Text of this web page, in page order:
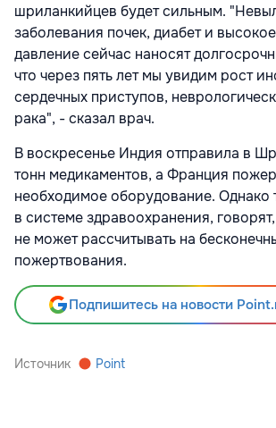
шриланкийцев будет сильным.
заболевания почек, диабет и
давление сейчас наносят
что через пять лет мы увидим рост
сердечных приступов,
рака", - сказал врач.
В воскресенье Индия отправила в
тонн медикаментов, а Франция
необходимое оборудование. Однако
в системе здравоохранения,
не может рассчитывать на
пожертвования.
Подпишитесь на новости
Источник Point